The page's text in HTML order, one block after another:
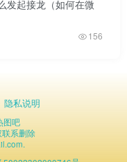
发起接龙（如何在微
156
隐私说明
图吧
联系删除